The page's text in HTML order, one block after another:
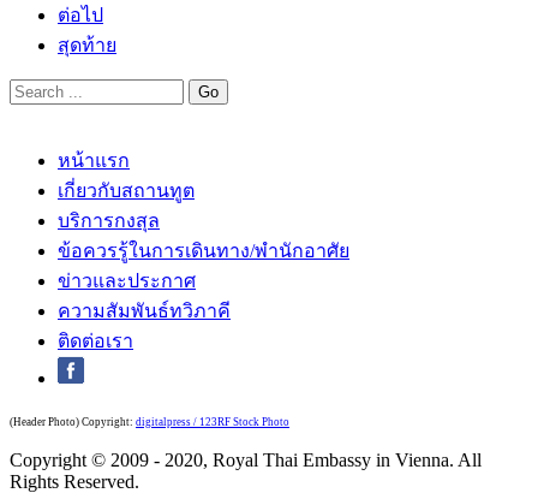
ต่อไป
สุดท้าย
หน้าแรก
เกี่ยวกับสถานทูต
บริการกงสุล
ข้อควรรู้ในการเดินทาง/พำนักอาศัย
ข่าวและประกาศ
ความสัมพันธ์ทวิภาคี
ติดต่อเรา
(Header Photo) Copyright: digitalpress / 123RF Stock Photo
Copyright © 2009 - 2020, Royal Thai Embassy in Vienna. All
Rights Reserved.